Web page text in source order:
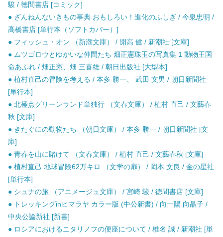
駿 / 徳間書店 [コミック]
● ざんねんないきもの事典 おもしろい！進化のふしぎ / 今泉忠明 /
高橋書店 [単行本（ソフトカバー）]
● フィッシュ・オン （新潮文庫） / 開高 健 / 新潮社 [文庫]
● ムツゴロウとゆかいな仲間たち 畑正憲珠玉の写真集 1 動物王国
命あふれ / 畑正憲、畑 三喜雄 / 朝日出版社 [大型本]
● 植村直己の冒険を考える / 本多 勝一、 武田 文男 / 朝日新聞社
[単行本]
● 北極点グリーンランド単独行 （文春文庫） / 植村 直己 / 文藝春
秋 [文庫]
● きたぐにの動物たち （朝日文庫） / 本多 勝一 / 朝日新聞社 [文
庫]
● 青春を山に賭けて （文春文庫） / 植村 直己 / 文藝春秋 [文庫]
● 植村直己 地球冒険62万キロ （文学の扉） / 岡本 文良 / 金の星社
[単行本]
● シュナの旅 （アニメージュ文庫） / 宮崎 駿 / 徳間書店 [文庫]
● トレッキングinヒマラヤ カラー版 (中公新書) / 向一陽 向晶子 /
中央公論新社 [新書]
● ロシアにおけるニタリノフの便座について / 椎名 誠 / 新潮社 [単